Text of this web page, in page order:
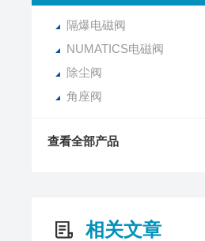
隔爆电磁阀
NUMATICS电磁阀
除尘阀
角座阀
查看全部产品
相关文章